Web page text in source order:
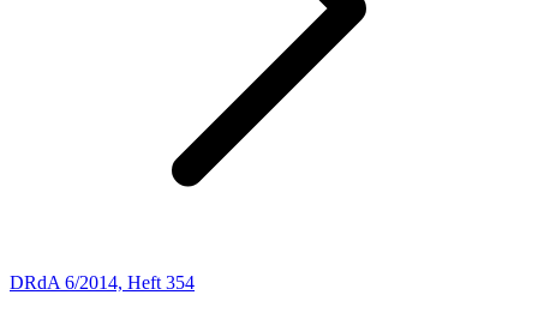
DRdA 6/2014, Heft 354